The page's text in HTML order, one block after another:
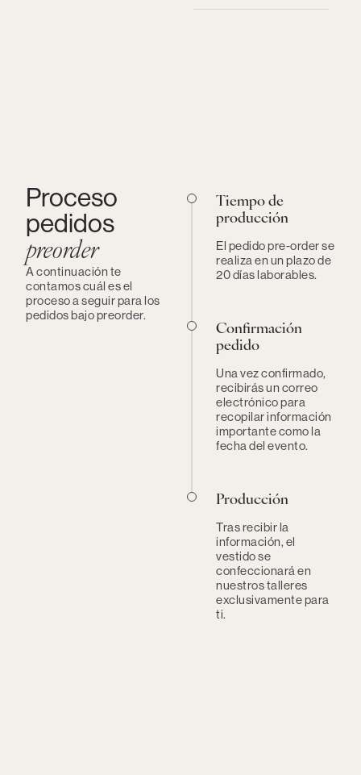
Proceso
pedidos
preorder
A continuación te
contamos cuál es el
proceso a seguir para los
pedidos bajo preorder.
Tiempo de
producción
El pedido pre-order se
realiza en un plazo de
20 días laborables.
Confirmación
pedido
Una vez confirmado,
recibirás un correo
electrónico para
recopilar información
importante como la
fecha del evento.
Producción
Tras recibir la
información, el
vestido se
confeccionará en
nuestros talleres
exclusivamente para
ti.